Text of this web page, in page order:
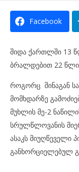
Facebook
შიდა ქართლში 13
ბრალდებით 22 წლის
როგორც შინაგან
მომხდარზე
მუხლის მე-2
სრულწლოვანის
ასაკს მიუღწეველი
განხორციელებულ